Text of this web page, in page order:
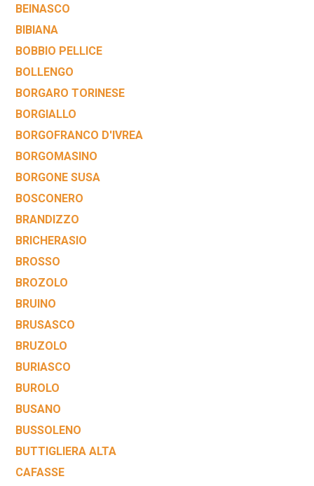
BEINASCO
BIBIANA
BOBBIO PELLICE
BOLLENGO
BORGARO TORINESE
BORGIALLO
BORGOFRANCO D'IVREA
BORGOMASINO
BORGONE SUSA
BOSCONERO
BRANDIZZO
BRICHERASIO
BROSSO
BROZOLO
BRUINO
BRUSASCO
BRUZOLO
BURIASCO
BUROLO
BUSANO
BUSSOLENO
BUTTIGLIERA ALTA
CAFASSE